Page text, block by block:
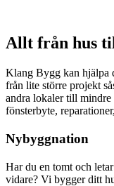
Allt från hus
Klang Bygg kan hjälpa
från lite större projekt
andra lokaler till
fönsterbyte,
Nybyggnation
Har du en tomt och
vidare? Vi bygger ditt